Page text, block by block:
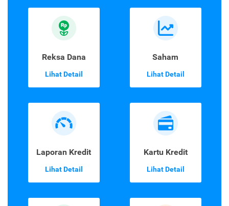
Reksa Dana
Lihat Detail
Saham
Lihat Detail
Laporan Kredit
Lihat Detail
Kartu Kredit
Lihat Detail